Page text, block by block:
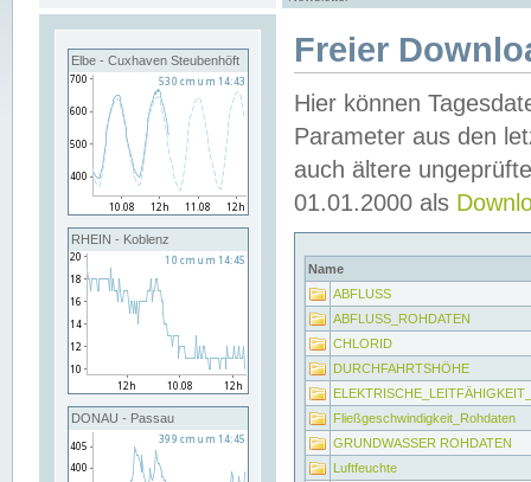
Elbe - Cuxhaven Steubenhöft
RHEIN - Koblenz
DONAU - Passau
Freier
Hier können
Parameter aus den
auch ältere
01.01.2000 als
Name
ABFLUSS
ABFLUSS_ROHDATEN
CHLORID
DURCHFAHRTSHÖHE
Fließgeschwindigkeit_Rohdaten
GRUNDWASSER ROHDATEN
Luftfeuchte